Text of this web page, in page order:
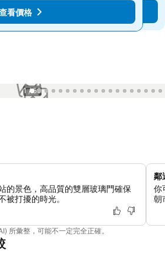
查看價格
看價格
1 / 50
的景色，高品質的雙層玻璃門確保
被打擾的時光。
鄰
你
朝
所彙整，可能不一定完全正確。